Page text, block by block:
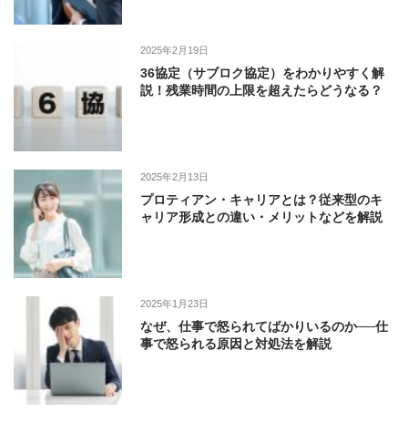
2025年2月19日
36協定（サブロク協定）をわかりやすく解
説！残業時間の上限を超えたらどうなる？
2025年2月13日
プロティアン・キャリアとは？従来型のキ
ャリア形成との違い・メリットなどを解説
2025年1月23日
なぜ、仕事で怒られてばかりいるのか──仕
事で怒られる原因と対処法を解説